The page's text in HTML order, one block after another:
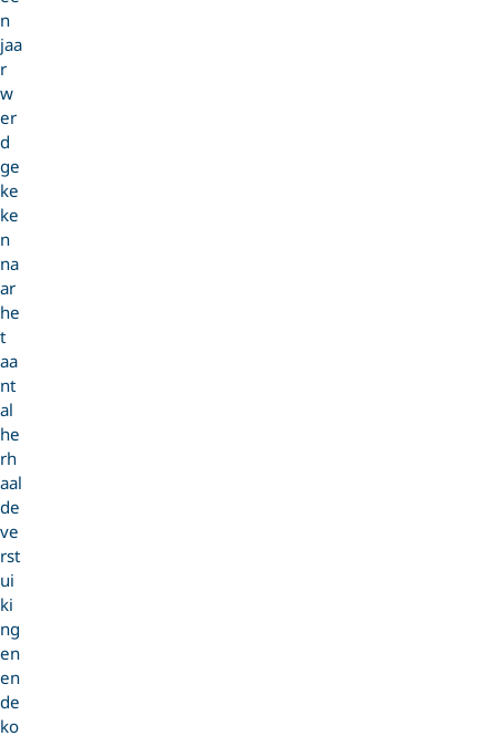
n
jaa
r
w
er
d
ge
ke
ke
n
na
ar
he
t
aa
nt
al
he
rh
aal
de
ve
rst
ui
ki
ng
en
en
de
ko